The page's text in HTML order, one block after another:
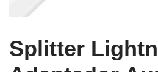
Splitter